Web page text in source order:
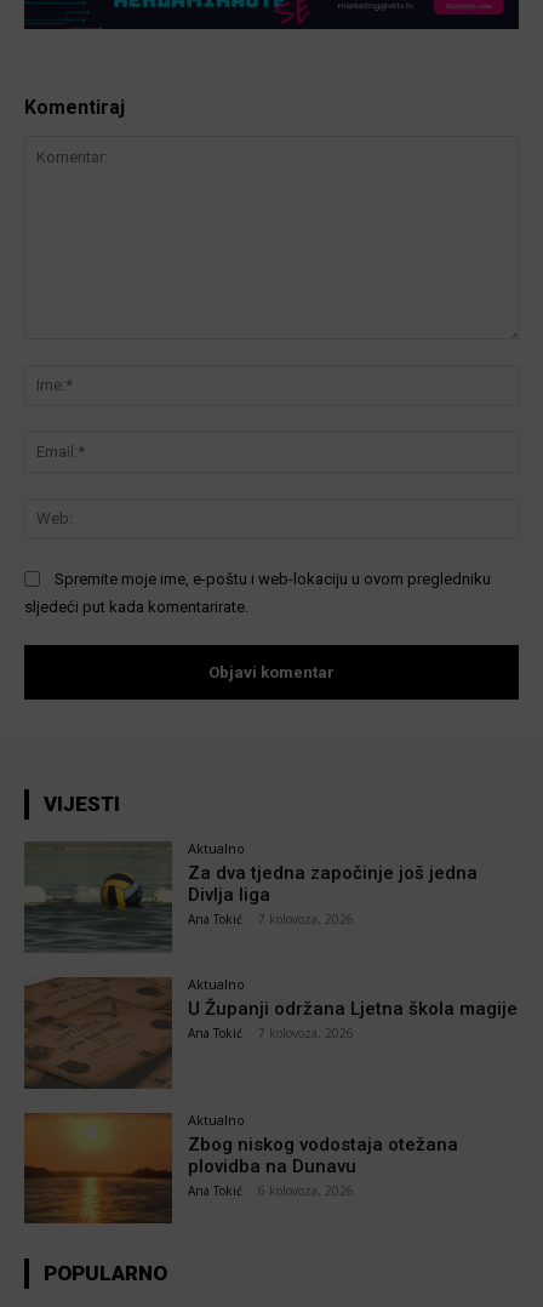
Komentiraj
Spremite moje ime, e-poštu i web-lokaciju u ovom pregledniku
sljedeći put kada komentarirate.
VIJESTI
Aktualno
Za dva tjedna započinje još jedna
Divlja liga
Ana Tokić 7 kolovoza, 2026
Aktualno
U Županji održana Ljetna škola magije
Ana Tokić 7 kolovoza, 2026
Aktualno
Zbog niskog vodostaja otežana
plovidba na Dunavu
Ana Tokić 6 kolovoza, 2026
POPULARNO